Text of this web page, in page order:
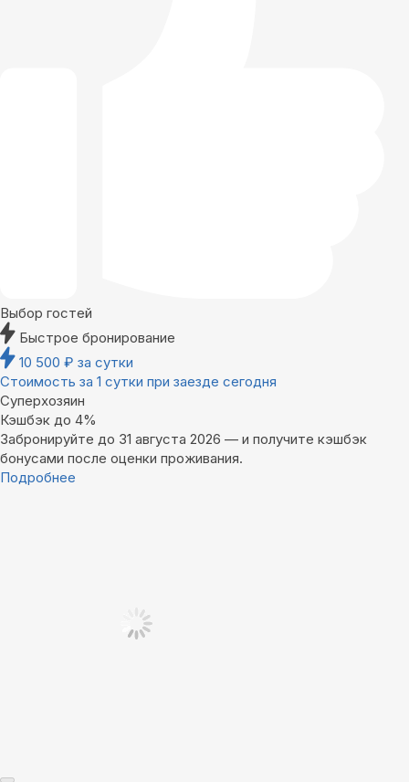
Выбор гостей
Быстрое бронирование
10 500 ₽ за сутки
Стоимость за 1 сутки при заезде сегодня
Суперхозяин
Кэшбэк до 4%
Забронируйте до 31 августа 2026 — и получите кэшбэк
бонусами после оценки проживания.
Подробнее